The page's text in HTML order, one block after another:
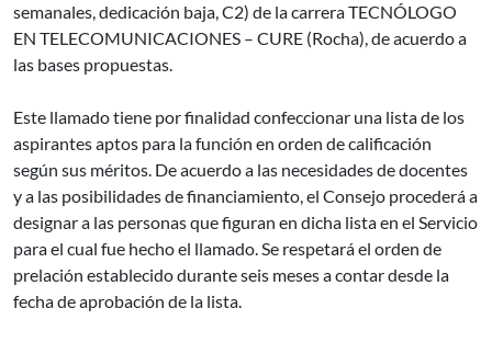
semanales, dedicación baja, C2) de la carrera TECNÓLOGO
EN TELECOMUNICACIONES – CURE (Rocha), de acuerdo a
las bases propuestas.
Este llamado tiene por finalidad confeccionar una lista de los
aspirantes aptos para la función en orden de calificación
según sus méritos. De acuerdo a las necesidades de docentes
y a las posibilidades de financiamiento, el Consejo procederá a
designar a las personas que figuran en dicha lista en el Servicio
para el cual fue hecho el llamado. Se respetará el orden de
prelación establecido durante seis meses a contar desde la
fecha de aprobación de la lista.